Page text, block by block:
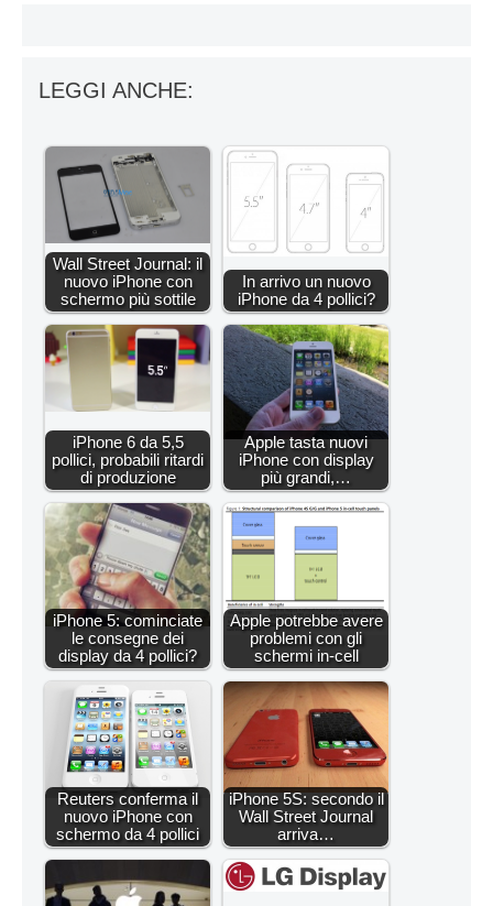
LEGGI ANCHE:
Wall Street Journal: il
nuovo iPhone con
schermo più sottile
In arrivo un nuovo
iPhone da 4 pollici?
iPhone 6 da 5,5
pollici, probabili ritardi
di produzione
Apple tasta nuovi
iPhone con display
più grandi,…
iPhone 5: cominciate
le consegne dei
display da 4 pollici?
Apple potrebbe avere
problemi con gli
schermi in-cell
Reuters conferma il
nuovo iPhone con
schermo da 4 pollici
iPhone 5S: secondo il
Wall Street Journal
arriva…